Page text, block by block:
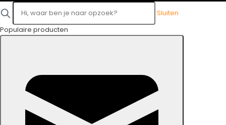
Sluiten
Populaire producten